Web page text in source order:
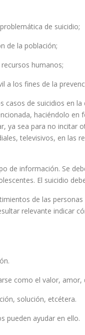
de suicidio;
de la población;
humanos;
a los fines de la
de suicidios en
haciéndolo
ya sea para no
televisivos, en las
de información. Se
El suicidio
de las
relevante
como el valor,
solución, etcétera.
pueden ayudar en ello.